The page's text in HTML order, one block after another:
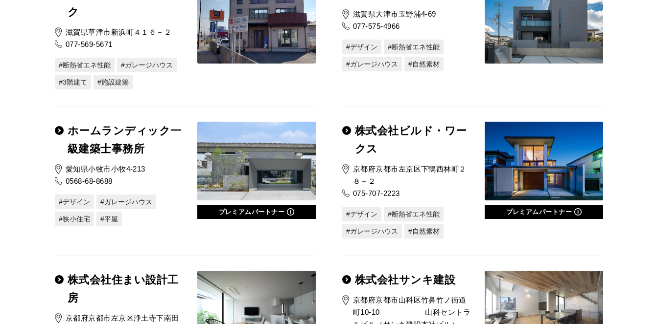
ク
滋賀県草津市新浜町４１６－２
077-569-5671
断熱省エネ性能 ガレージハウス
3階建て 施設建築
滋賀県大津市玉野浦4-69
077-575-4966
デザイン 断熱省エネ性能
ガレージハウス 自然素材
ホームランディック一
級建築士事務所
愛知県小牧市小牧4-213
0568-68-8688
デザイン ガレージハウス
狭小住宅 平屋
プレミアムパートナー
株式会社ビルド・ワー
クス
京都府京都市左京区下鴨西林町２
８－２
075-707-2223
デザイン 断熱省エネ性能
ガレージハウス 自然素材
プレミアムパートナー
株式会社住まい設計工
房
京都府京都市左京区浄土寺下南田
株式会社サンキ建設
京都府京都市山科区竹鼻竹ノ街道
町10-10 山科セントラ